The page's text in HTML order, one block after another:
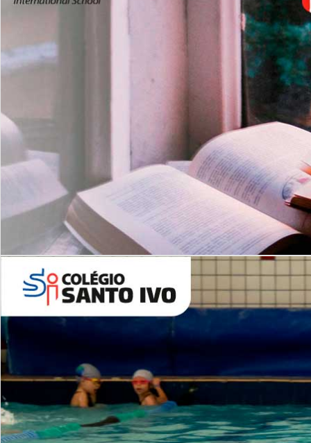
Leituras Literárias
es
Com imersão Bilingue - Anos
Finais
6º AO 9º ANO FUNDAMENTAL
Inglês: Turmas Reduzidas
(Proficiência)
ALUNOS NOVOS
Entre em Contato